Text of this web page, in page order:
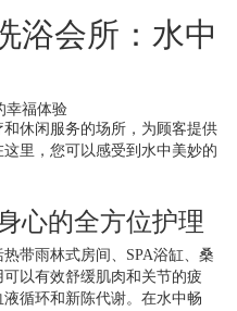
浴会所：水中
休闲服务的场所，为顾客提供
里，您可以感受到水中美妙的
心的全方位护理
带雨林式房间、SPA浴缸、桑
以有效舒缓肌肉和关节的疲
循环和新陈代谢。在水中畅